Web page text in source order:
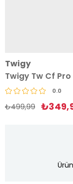
Twigy
Twigy Tw Cf Pro
0.0
₺499,99